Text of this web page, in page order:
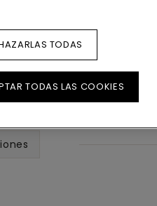
TODAS
TODAS LAS COOKIES